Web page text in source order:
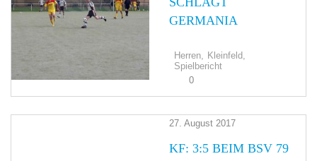
GERMANIA
Herren, Kleinfeld,
Spielbericht
0
27. August 2017
KF: 3:5 BEIM BSV 79